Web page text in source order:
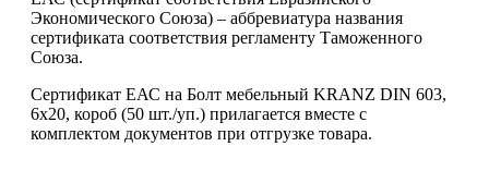
Экономического Союза) – аббревиатура названия
сертификата соответствия регламенту Таможенного
Союза.
Сертификат ЕАС на Болт мебельный KRANZ DIN 603,
6х20, короб (50 шт./уп.) прилагается вместе с
комплектом документов при отгрузке товара.